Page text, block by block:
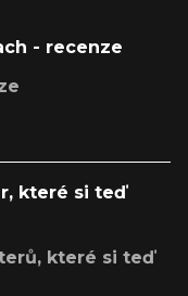
- recenze
které si teď
které si teď